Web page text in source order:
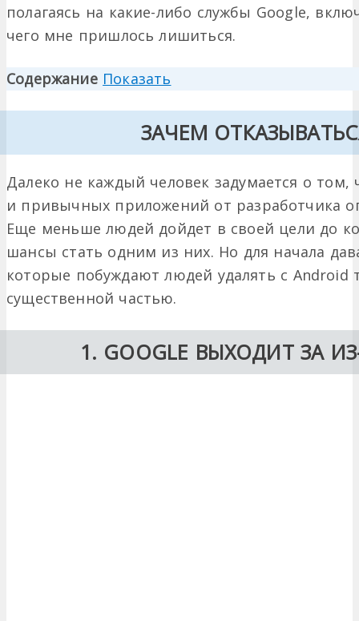
полагаясь на какие-либо службы Google,
чего мне пришлось лишиться.
Содержание Показать
ЗАЧЕМ
Далеко не каждый человек задумается о том,
и привычных приложений от разработчика
Еще меньше людей дойдет в своей цели до
шансы стать одним из них. Но для начала
которые побуждают людей удалять с Android
существенной частью.
1. GOOGLE ВЫХОДИТ ЗА